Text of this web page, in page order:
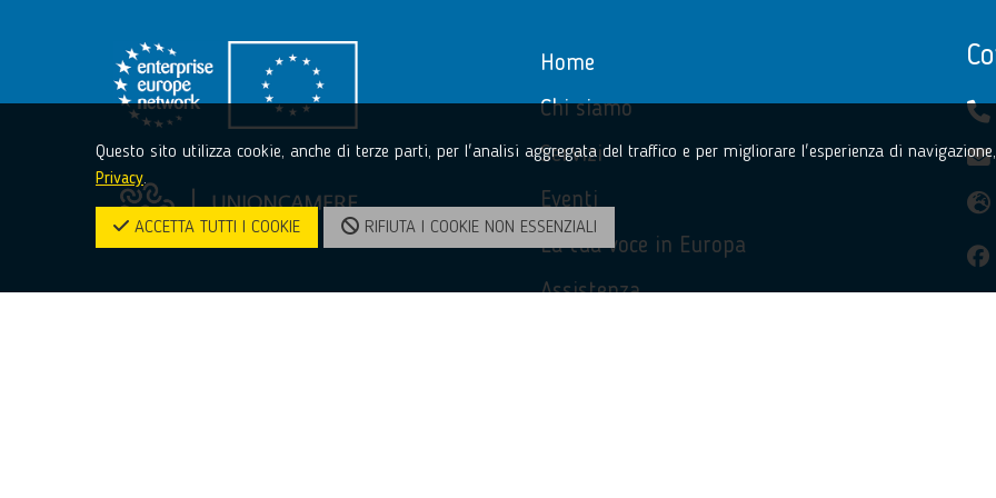
Home
Chi siamo
Servizi
Eventi
La tua voce in Europa
Assistenza
Questo sito utilizza cookie, anche di terze parti, per l'analisi aggregata del traffico e per migliorare l'esperienza di
Privacy.
ACCETTA TUTTI I COOKIE RIFIUTA I COOKIE NON ESSENZIALI